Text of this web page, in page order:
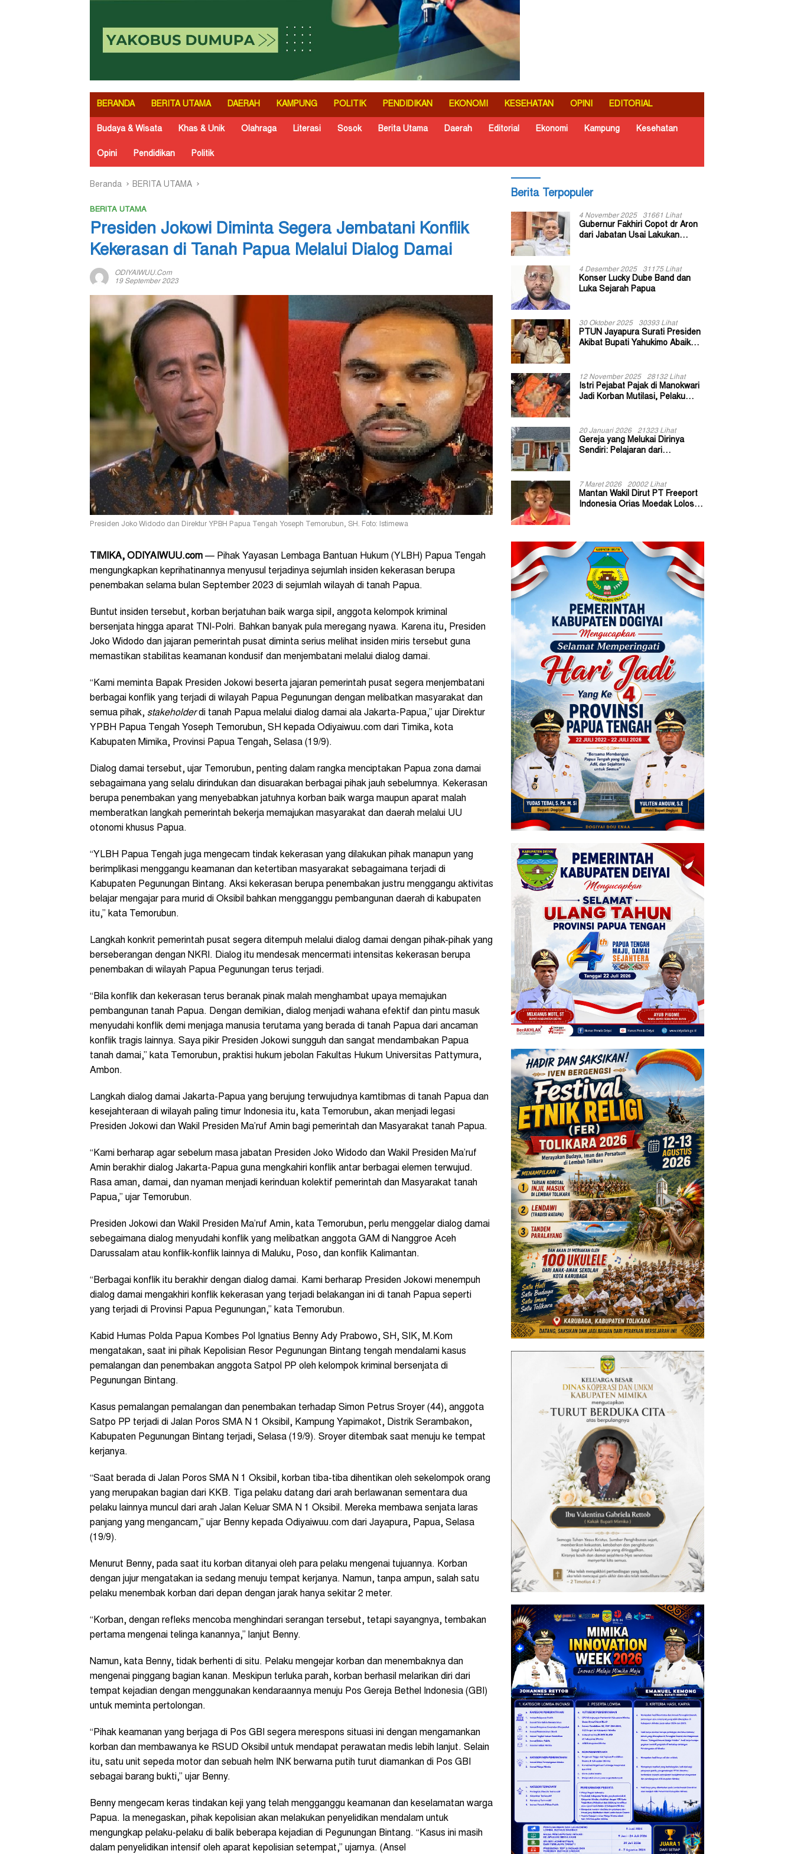
BERANDA BERITA UTAMA DAERAH KAMPUNG POLITIK PENDIDIKAN EKONOMI KESEHATAN OPINI EDITORIAL
Budaya & Wisata Khas & Unik Olahraga Literasi Sosok Berita Utama Daerah Editorial Ekonomi Kampung Kesehatan
Opini Pendidikan Politik
Beranda BERITA UTAMA
BERITA UTAMA
Presiden Jokowi Diminta Segera Jembatani Konflik
Kekerasan di Tanah Papua Melalui Dialog Damai
ODIYAIWUU.com
19 September 2023
Presiden Joko Widodo dan Direktur YPBH Papua Tengah Yoseph Temorubun, SH. Foto: Istimewa
TIMIKA, ODIYAIWUU.com — Pihak Yayasan Lembaga Bantuan Hukum (YLBH) Papua Tengah
mengungkapkan keprihatinannya menyusul terjadinya sejumlah insiden kekerasan berupa
penembakan selama bulan September 2023 di sejumlah wilayah di tanah Papua.
Buntut insiden tersebut, korban berjatuhan baik warga sipil, anggota kelompok kriminal
bersenjata hingga aparat TNI-Polri. Bahkan banyak pula meregang nyawa. Karena itu, Presiden
Joko Widodo dan jajaran pemerintah pusat diminta serius melihat insiden miris tersebut guna
memastikan stabilitas keamanan kondusif dan menjembatani melalui dialog damai.
“Kami meminta Bapak Presiden Jokowi beserta jajaran pemerintah pusat segera menjembatani
berbagai konflik yang terjadi di wilayah Papua Pegunungan dengan melibatkan masyarakat dan
semua pihak, stakeholderdi tanah Papua melalui dialog damai ala Jakarta-Papua,” ujar Direktur
YPBH Papua Tengah Yoseph Temorubun, SH kepada Odiyaiwuu.com dari Timika, kota
Kabupaten Mimika, Provinsi Papua Tengah, Selasa (19/9).
Dialog damai tersebut, ujar Temorubun, penting dalam rangka menciptakan Papua zona damai
sebagaimana yang selalu dirindukan dan disuarakan berbagai pihak jauh sebelumnya. Kekerasan
berupa penembakan yang menyebabkan jatuhnya korban baik warga maupun aparat malah
memberatkan langkah pemerintah bekerja memajukan masyarakat dan daerah melalui UU
otonomi khusus Papua.
“YLBH Papua Tengah juga mengecam tindak kekerasan yang dilakukan pihak manapun yang
berimplikasi menggangu keamanan dan ketertiban masyarakat sebagaimana terjadi di
Kabupaten Pegunungan Bintang. Aksi kekerasan berupa penembakan justru menggangu aktivitas
belajar mengajar para murid di Oksibil bahkan mengganggu pembangunan daerah di kabupaten
itu,” kata Temorubun.
Langkah konkrit pemerintah pusat segera ditempuh melalui dialog damai dengan pihak-pihak yang
berseberangan dengan NKRI. Dialog itu mendesak mencermati intensitas kekerasan berupa
penembakan di wilayah Papua Pegunungan terus terjadi.
“Bila konflik dan kekerasan terus beranak pinak malah menghambat upaya memajukan
pembangunan tanah Papua. Dengan demikian, dialog menjadi wahana efektif dan pintu masuk
menyudahi konflik demi menjaga manusia terutama yang berada di tanah Papua dari ancaman
konflik tragis lainnya. Saya pikir Presiden Jokowi sungguh dan sangat mendambakan Papua
tanah damai,” kata Temorubun, praktisi hukum jebolan Fakultas Hukum Universitas Pattymura,
Ambon.
Langkah dialog damai Jakarta-Papua yang berujung terwujudnya kamtibmas di tanah Papua dan
kesejahteraan di wilayah paling timur Indonesia itu, kata Temorubun, akan menjadi legasi
Presiden Jokowi dan Wakil Presiden Ma’ruf Amin bagi pemerintah dan Masyarakat tanah Papua.
“Kami berharap agar sebelum masa jabatan Presiden Joko Widodo dan Wakil Presiden Ma’ruf
Amin berakhir dialog Jakarta-Papua guna mengkahiri konflik antar berbagai elemen terwujud.
Rasa aman, damai, dan nyaman menjadi kerinduan kolektif pemerintah dan Masyarakat tanah
Papua,” ujar Temorubun.
Presiden Jokowi dan Wakil Presiden Ma’ruf Amin, kata Temorubun, perlu menggelar dialog damai
sebegaimana dialog menyudahi konflik yang melibatkan anggota GAM di Nanggroe Aceh
Darussalam atau konflik-konflik lainnya di Maluku, Poso, dan konflik Kalimantan.
“Berbagai konflik itu berakhir dengan dialog damai. Kami berharap Presiden Jokowi menempuh
dialog damai mengakhiri konflik kekerasan yang terjadi belakangan ini di tanah Papua seperti
yang terjadi di Provinsi Papua Pegunungan,” kata Temorubun.
Kabid Humas Polda Papua Kombes Pol Ignatius Benny Ady Prabowo, SH, SIK, M.Kom
mengatakan, saat ini pihak Kepolisian Resor Pegunungan Bintang tengah mendalami kasus
pemalangan dan penembakan anggota Satpol PP oleh kelompok kriminal bersenjata di
Pegunungan Bintang.
Kasus pemalangan pemalangan dan penembakan terhadap Simon Petrus Sroyer (44), anggota
Satpo PP terjadi di Jalan Poros SMA N 1 Oksibil, Kampung Yapimakot, Distrik Serambakon,
Kabupaten Pegunungan Bintang terjadi, Selasa (19/9). Sroyer ditembak saat menuju ke tempat
kerjanya.
“Saat berada di Jalan Poros SMA N 1 Oksibil, korban tiba-tiba dihentikan oleh sekelompok orang
yang merupakan bagian dari KKB. Tiga pelaku datang dari arah berlawanan sementara dua
pelaku lainnya muncul dari arah Jalan Keluar SMA N 1 Oksibil. Mereka membawa senjata laras
panjang yang mengancam,” ujar Benny kepada Odiyaiwuu.com dari Jayapura, Papua, Selasa
(19/9).
Menurut Benny, pada saat itu korban ditanyai oleh para pelaku mengenai tujuannya. Korban
dengan jujur mengatakan ia sedang menuju tempat kerjanya. Namun, tanpa ampun, salah satu
pelaku menembak korban dari depan dengan jarak hanya sekitar 2 meter.
“Korban, dengan refleks mencoba menghindari serangan tersebut, tetapi sayangnya, tembakan
pertama mengenai telinga kanannya,” lanjut Benny.
Namun, kata Benny, tidak berhenti di situ. Pelaku mengejar korban dan menembaknya dan
mengenai pinggang bagian kanan. Meskipun terluka parah, korban berhasil melarikan diri dari
tempat kejadian dengan menggunakan kendaraannya menuju Pos Gereja Bethel Indonesia (GBI)
untuk meminta pertolongan.
“Pihak keamanan yang berjaga di Pos GBI segera merespons situasi ini dengan mengamankan
korban dan membawanya ke RSUD Oksibil untuk mendapat perawatan medis lebih lanjut. Selain
itu, satu unit sepeda motor dan sebuah helm INK berwarna putih turut diamankan di Pos GBI
sebagai barang bukti,” ujar Benny.
Benny mengecam keras tindakan keji yang telah mengganggu keamanan dan keselamatan warga
Papua. Ia menegaskan, pihak kepolisian akan melakukan penyelidikan mendalam untuk
mengungkap pelaku-pelaku di balik beberapa kejadian di Pegunungan Bintang. “Kasus ini masih
dalam penyelidikan intensif oleh aparat kepolisian setempat,” ujarnya. (Ansel
Berita Terpopuler
4 November 2025 31661 Lihat
Gubernur Fakhiri Copot dr Aron
dari Jabatan Usai Lakukan
4 Desember 2025 31175 Lihat
Konser Lucky Dube Band dan
Luka Sejarah Papua
30 Oktober 2025 30393 Lihat
PTUN Jayapura Surati Presiden
Akibat Bupati Yahukimo Abaikan
12 November 2025 28132 Lihat
Istri Pejabat Pajak di Manokwari
Jadi Korban Mutilasi, Pelaku
20 Januari 2026 21323 Lihat
Gereja yang Melukai Dirinya
Sendiri: Pelajaran dari
7 Maret 2026 20002 Lihat
Mantan Wakil Dirut PT Freeport
Indonesia Orias Moedak Lolos